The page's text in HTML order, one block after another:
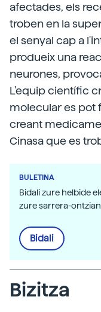
afectades, els
troben en la
el senyal cap a
produeix una
neurones,
L'equip científic
molecular es pot
creant
Cinasa que es
BULETINA
Bidali zure helbide
zure sarrera-ontzian
Bidali
Bizitza